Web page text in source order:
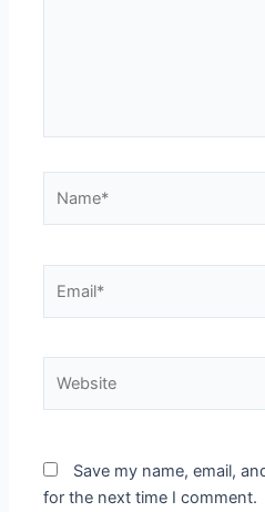
Save my name, email,
for the next time I comment.